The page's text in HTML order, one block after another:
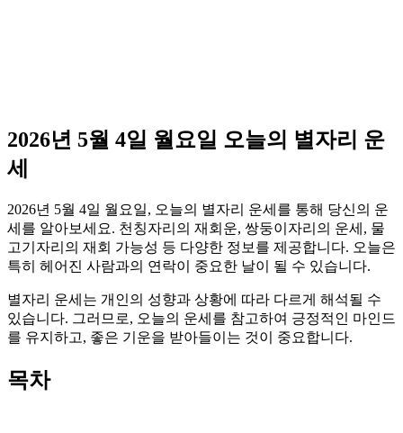
2026년 5월 4일 월요일 오늘의 별자리 운
세
2026년 5월 4일 월요일, 오늘의 별자리 운세를 통해 당신의 운
세를 알아보세요. 천칭자리의 재회운, 쌍둥이자리의 운세, 물
고기자리의 재회 가능성 등 다양한 정보를 제공합니다. 오늘은
특히 헤어진 사람과의 연락이 중요한 날이 될 수 있습니다.
별자리 운세는 개인의 성향과 상황에 따라 다르게 해석될 수
있습니다. 그러므로, 오늘의 운세를 참고하여 긍정적인 마인드
를 유지하고, 좋은 기운을 받아들이는 것이 중요합니다.
목차